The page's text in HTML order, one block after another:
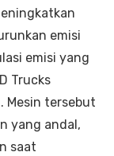
emisi
emisi yang
Trucks
Mesin tersebut
yang andal,
saat